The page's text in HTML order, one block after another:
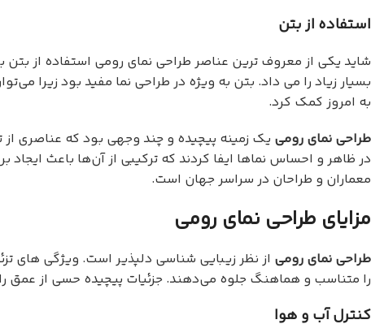
استفاده از بتن
شاید یکی از معروف ترین عناصر طراحی نمای رومی استفاده از بتن
بسیار زیاد را می داد. بتن به ویژه در طراحی نما مفید بود زیرا
به امروز کمک کرد.
طراحی نمای رومی یک زمینه پیچیده و چند وجهی بود که عناصری
در ظاهر و احساس نماها ایفا کردند که ترکیبی از آن‌ها باعث
معماران و طراحان در سراسر جهان است.
مزایای طراحی نمای رومی
طراحی نمای رومی از نظر زیبایی شناسی دلپذیر است. ویژگی های
را متناسب و هماهنگ جلوه می‌دهند. جزئیات پیچیده حسی از عمق
کنترل آب و هوا